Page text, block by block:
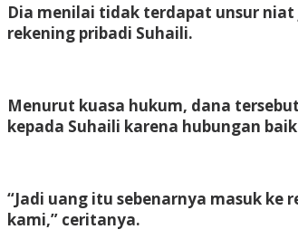
Dia menilai tidak terdapat unsur
rekening pribadi Suhaili.
Menurut kuasa hukum, dana
kepada Suhaili karena hubungan
“Jadi uang itu sebenarnya masuk
kami,” ceritanya.